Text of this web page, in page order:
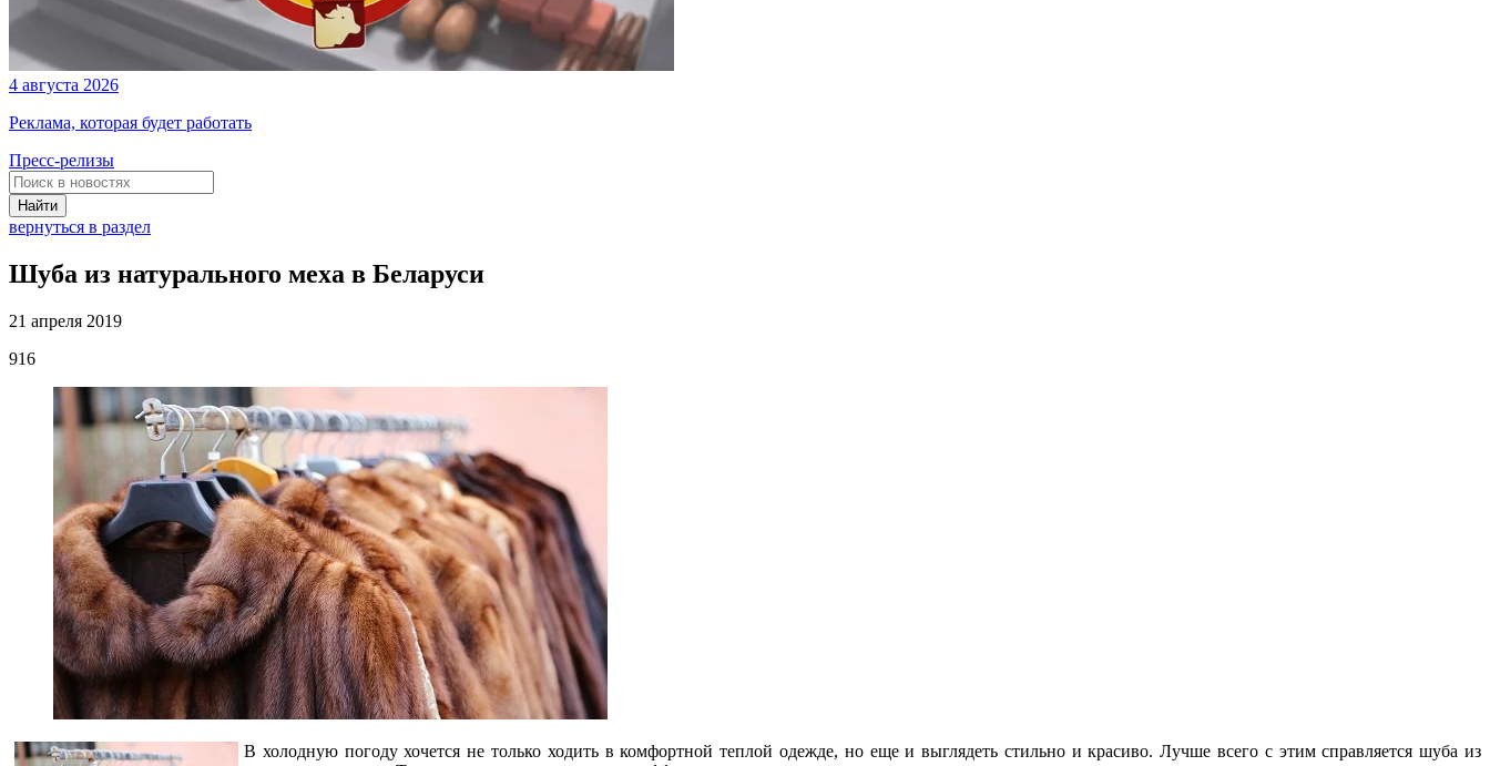
4 августа 2026
Реклама, которая будет работать
Пресс-релизы
Найти
вернуться в раздел
Шуба из натурального меха в Беларуси
21 апреля 2019
916
В холодную погоду хочется не только ходить в комфортной теплой одежде, но еще и выглядеть стильно и красиво. Лучше всего с этим справляется шуба из